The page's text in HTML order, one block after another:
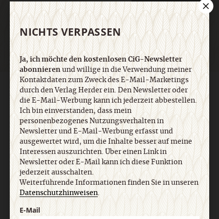
Jetzt anmelden
AGB und Widerrufsbelehrung Datenschutz
Barrierefreiheit
Impressum
Vertrag widerrufen Abo online kündigen
NICHTS VERPASSEN
Ja, ich möchte den kostenlosen CiG-Newsletter
abonnierenund willige in die Verwendung meiner
Kontaktdaten zum Zweck des E-Mail-Marketings
durch den Verlag Herder ein. Den Newsletter oder
die E-Mail-Werbung kann ich jederzeit abbestellen.
Ich bin einverstanden, dass mein
personenbezogenes Nutzungsverhalten in
Newsletter und E-Mail-Werbung erfasst und
ausgewertet wird, um die Inhalte besser auf meine
Interessen auszurichten. Über einen Link in
Newsletter oder E-Mail kann ich diese Funktion
jederzeit ausschalten.
Weiterführende Informationen finden Sie in unseren
Datenschutzhinweisen.
E-Mail